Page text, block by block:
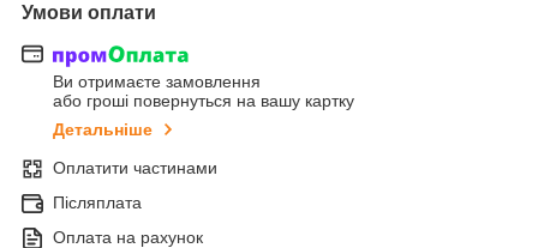
Умови оплати
Ви отримаєте замовлення
або гроші повернуться на вашу картку
Детальніше
Оплатити частинами
Післяплата
Оплата на рахунок